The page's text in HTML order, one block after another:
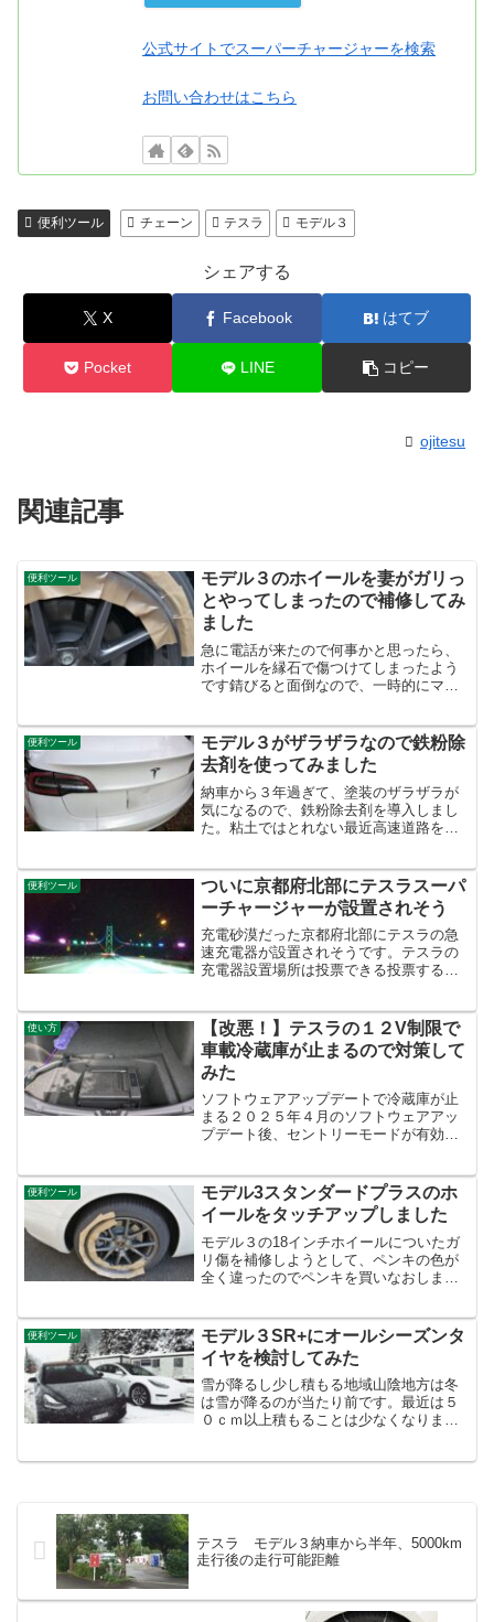
公式サイトでスーパーチャージャーを検索
お問い合わせはこちら
便利ツール チェーン テスラ モデル３
シェアする
X Facebook はてブ
Pocket LINE コピー
ojitesu
関連記事
便利ツール
モデル３のホイールを妻がガリっ
とやってしまったので補修してみ
ました
急に電話が来たので何事かと思ったら、
ホイールを縁石で傷つけてしまったよう
です錆びると面倒なので、一時的にマニ
後輪に傷がついたと聞いて、最初は内輪
差でひかかったと思ってい...
便利ツール
モデル３がザラザラなので鉄粉除
去剤を使ってみました
納車から３年過ぎて、塗装のザラザラが
気になるので、鉄粉除去剤を導入しまし
た。粘土ではとれない最近高速道路をよ
土を使ってみても、あまり変化がありま
せん。 鉄粉除去剤を使っ...
便利ツール
ついに京都府北部にテスラスーパ
ーチャージャーが設置されそう
充電砂漠だった京都府北部にテスラの急
速充電器が設置されそうです。テスラの
充電器設置場所は投票できる投票するに
が来ます。理由を選択して、設置してほ
しい場所に投票します。京...
使い方
【改悪！】テスラの１２V制限で
車載冷蔵庫が止まるので対策して
みた
ソフトウェアアップデートで冷蔵庫が止
まる２０２５年４月のソフトウェアアッ
プデート後、セントリーモードが有効で
動かしていた冷蔵庫が止まってしまいま
す。これは痛い。片道...
便利ツール
モデル3スタンダードプラスのホ
イールをタッチアップしました
モデル３の18インチホイールについたガ
リ傷を補修しようとして、ペンキの色が
全く違ったのでペンキを買いなおしまし
チが届きました↑最初からこのセットを買
えばよかったです。こ...
便利ツール
モデル３SR+にオールシーズンタ
イヤを検討してみた
雪が降るし少し積もる地域山陰地方は冬
は雪が降るのが当たり前です。最近は５
０ｃｍ以上積もることは少なくなりまし
テスラ モデル３納車から半年、5000km
走行後の走行可能距離